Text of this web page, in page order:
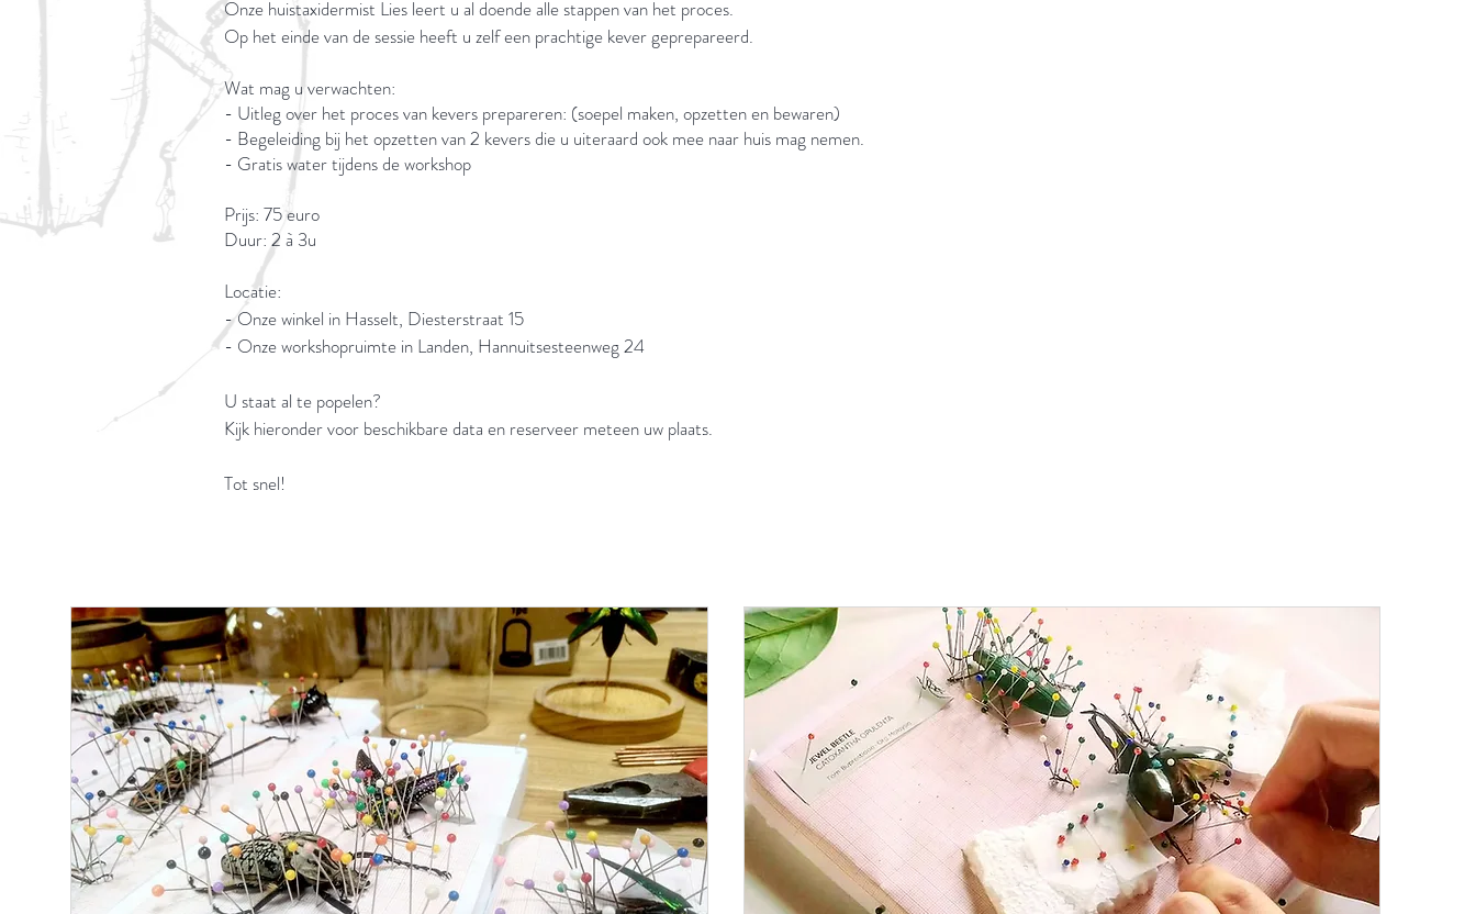
Onze huistaxidermist Lies leert u al doende alle stappen van het proces.
Op het einde van de sessie heeft u zelf een prachtige kever geprepareerd.
Wat mag u verwachten:
- Uitleg over het proces van kevers prepareren: (soepel maken, opzetten en bewaren)
- Begeleiding bij het opzetten van 2 kevers die u uiteraard ook mee naar huis mag nemen.
- Gratis water tijdens de workshop
Prijs: 75 euro
Duur: 2 à 3u
Locatie:
- Onze winkel in Hasselt, Diesterstraat 15
- Onze workshopruimte in Landen, Hannuitsesteenweg 24
U staat al te popelen?
Kijk hieronder voor beschikbare data en reserveer meteen uw plaats.
Tot snel!